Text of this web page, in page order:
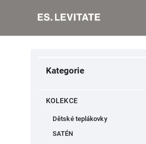
Kategorie
KOLEKCE
Dětské teplákovky
SATÉN